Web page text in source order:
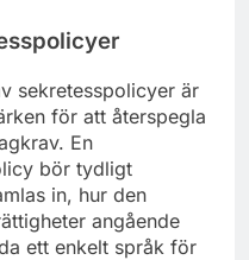
sekretesspolicyer är
för att återspegla
En
bör tydligt
in, hur den
angående
ett enkelt språk för